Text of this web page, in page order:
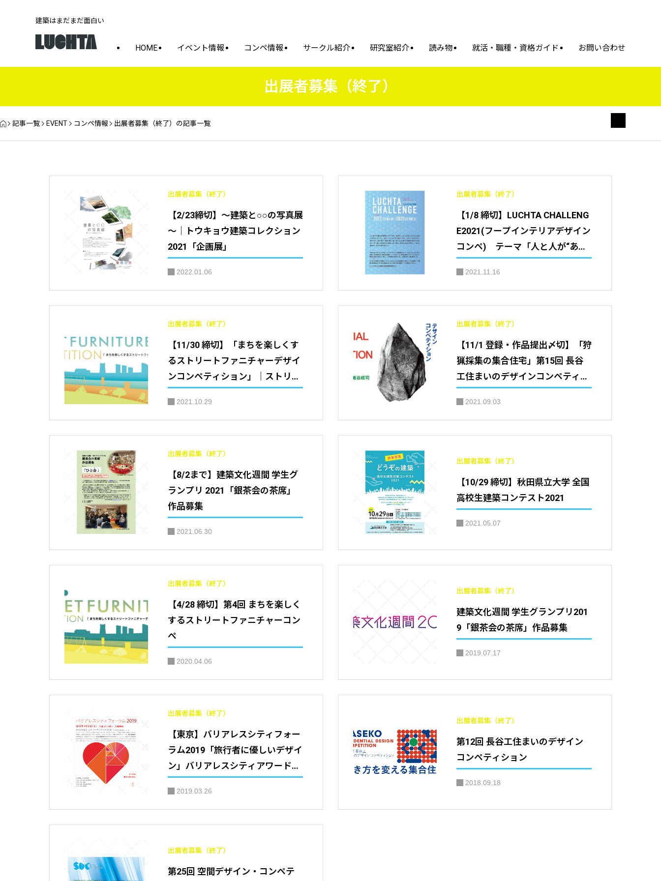
建築はまだまだ面白い
HOME イベント情報 コンペ情報 サークル紹介 研究室紹介 読み物 就活・職種・資格ガイド お問い合わせ
出展者募集（終了）
記事一覧 EVENT コンペ情報 出展者募集（終了）の記事一覧
出展者募集（終了）
【2/23締切】～建築と○○の写真展
～｜トウキョウ建築コレクション
2021「企画展」
2022.01.06
出展者募集（終了）
【1/8 締切】LUCHTA CHALLENG
E2021(フープインテリアデザイン
コンペ) テーマ「人と人が“あ
委員会
2021.11.16
出展者募集（終了）
【11/30 締切】「まちを楽しくす
るストリートファニチャーデザイ
ンコンペティション」｜ストリー
2021.10.29
出展者募集（終了）
【11/1 登録・作品提出〆切】「狩
猟採集の集合住宅」第15回 長谷
工住まいのデザインコンペティシ
2021.09.03
出展者募集（終了）
【8/2まで】建築文化週間 学生グ
ランプリ 2021「銀茶会の茶席」
作品募集
2021.06.30
出展者募集（終了）
【10/29 締切】秋田県立大学 全国
高校生建築コンテスト2021
2021.05.07
出展者募集（終了）
【4/28 締切】第4回 まちを楽しく
するストリートファニチャーコン
ペ
2020.04.06
出展者募集（終了）
建築文化週間 学生グランプリ201
9「銀茶会の茶席」作品募集
2019.07.17
出展者募集（終了）
【東京】バリアレスシティフォー
ラム2019「旅行者に優しいデザイ
ン」バリアレスシティアワード＆
表+表彰式
2019.03.26
出展者募集（終了）
第12回 長谷工住まいのデザイン
コンペティション
2018.09.18
出展者募集（終了）
第25回 空間デザイン・コンペテ